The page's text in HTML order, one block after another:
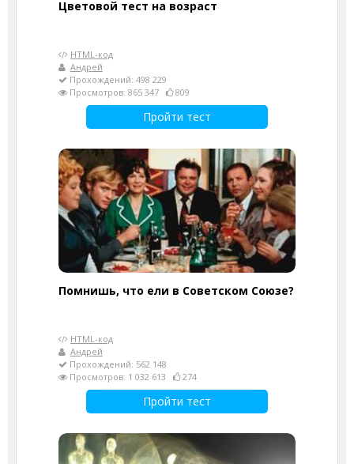
Цветовой тест на возраст
HTML-код
Андрей
Прохождений: 498 229
Просмотров: 865 347
809
Пройти тест
Помнишь, что ели в Советском Союзе?
HTML-код
Андрей
Прохождений: 562 148
Просмотров: 1 032 613
274
Пройти тест